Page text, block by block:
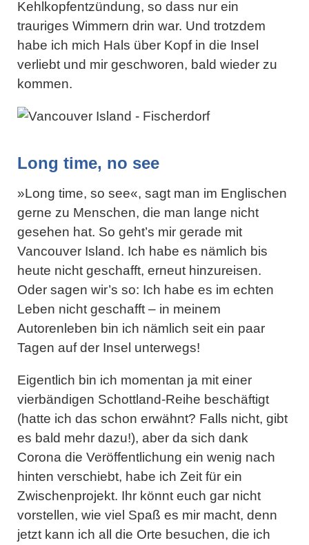
Kehlkopfentzündung, so dass nur ein
trauriges Wimmern drin war. Und trotzdem
habe ich mich Hals über Kopf in die Insel
verliebt und mir geschworen, bald wieder zu
kommen.
Long time, no see
»Long time, so see«, sagt man im Englischen
gerne zu Menschen, die man lange nicht
gesehen hat. So geht’s mir gerade mit
Vancouver Island. Ich habe es nämlich bis
heute nicht geschafft, erneut hinzureisen.
Oder sagen wir’s so: Ich habe es im echten
Leben nicht geschafft – in meinem
Autorenleben bin ich nämlich seit ein paar
Tagen auf der Insel unterwegs!
Eigentlich bin ich momentan ja mit einer
vierbändigen Schottland-Reihe beschäftigt
(hatte ich das schon erwähnt? Falls nicht, gibt
es bald mehr dazu!), aber da sich dank
Corona die Veröffentlichung ein wenig nach
hinten verschiebt, habe ich Zeit für ein
Zwischenprojekt. Ihr könnt euch gar nicht
vorstellen, wie viel Spaß es mir macht, denn
jetzt kann ich all die Orte besuchen, die ich